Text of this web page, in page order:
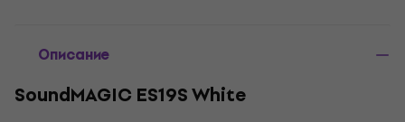
Описание
SoundMAGIC ES19S White